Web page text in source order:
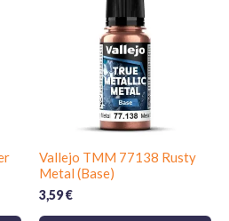
Vallejo TMM 77138 Rusty
Metal (Base)
3,59€